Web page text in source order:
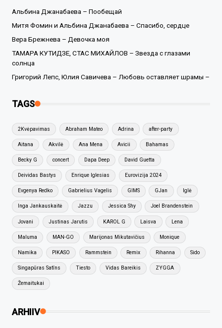
Альбина Джанабаева – Пообещай
Митя Фомин и Альбина Джанабаева – Спасибо, сердце
Вера Брежнева – Девочка моя
ТАМАРА КУТИДЗЕ, СТАС МИХАЙЛОВ – Звезда с глазами
солнца
Григорий Лепс, Юлия Савичева – Любовь оставляет шрамы –
TAGS
2Kvėpavimas Abraham Mateo Adrina after-party
Aitana Akvilė Ana Mena Avicii Bahamas
Becky G concert Dapa Deep David Guetta
Deividas Bastys Enrique Iglesias Eurovizija 2024
Evgenya Redko Gabrielius Vagelis GIMS GJan Iglė
Inga Jankauskaitė Jazzu Jessica Shy Joel Brandenstein
Jovani Justinas Jarutis KAROL G Laisva Lena
Maluma MAN-GO Marijonas Mikutavičius Monique
Namika PIKASO Rammstein Remix Rihanna Sido
Singapūras Satīns Tiesto Vidas Bareikis ZYGGA
Žemaitukai
ARHIIV